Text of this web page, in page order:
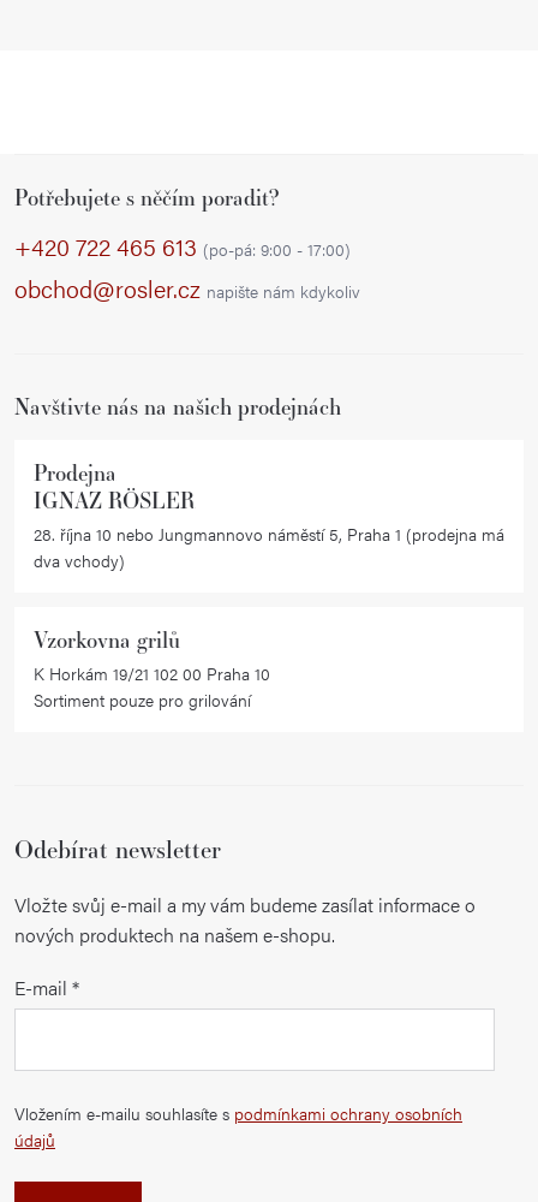
Potřebujete s něčím poradit?
+420 722 465 613 (po-pá: 9:00 - 17:00)
obchod@rosler.cz napište nám kdykoliv
Navštivte nás na našich prodejnách
Prodejna
IGNAZ RÖSLER
28. října 10 nebo Jungmannovo náměstí 5, Praha 1 (prodejna má
dva vchody)
Vzorkovna grilů
K Horkám 19/21 102 00 Praha 10
Sortiment pouze pro grilování
Odebírat newsletter
Vložte svůj e-mail a my vám budeme zasílat informace o
nových produktech na našem e-shopu.
E-mail
Vložením e-mailu souhlasíte s podmínkami ochrany osobních
údajů